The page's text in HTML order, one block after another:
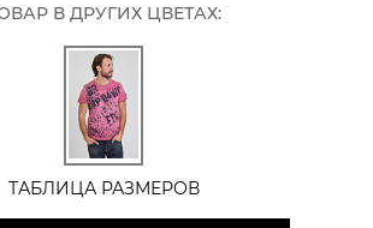
В ДРУГИХ ЦВЕТАХ:
ТАБЛИЦА РАЗМЕРОВ